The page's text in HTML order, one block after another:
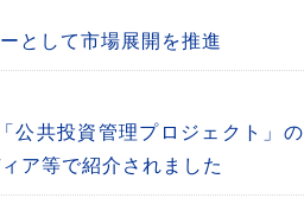
として市場展開を推進
公共投資管理プロジェクト」の
ア等で紹介されました